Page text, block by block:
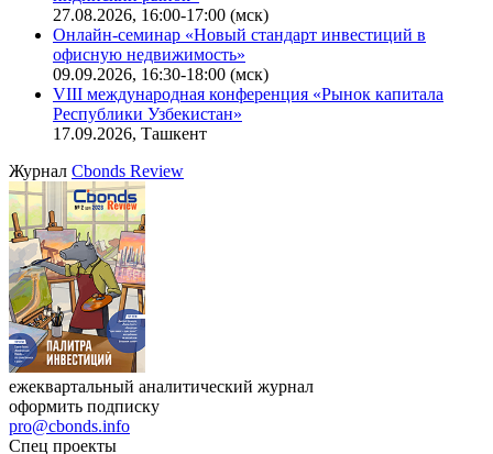
27.08.2026, 16:00-17:00 (мск)
Онлайн-семинар «Новый стандарт инвестиций в
офисную недвижимость»
09.09.2026, 16:30-18:00 (мск)
VIII международная конференция «Рынок капитала
Республики Узбекистан»
17.09.2026, Ташкент
Журнал Cbonds Review
ежеквартальный аналитический журнал
оформить подписку
pro@cbonds.info
Спец проекты